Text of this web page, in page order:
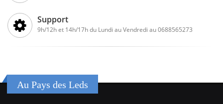
Support
9h/12h et 14h/17h du Lundi au Vendredi au 0688565273
Au Pays des Leds